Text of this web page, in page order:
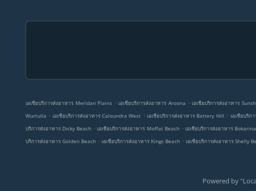
เอเชียบริการส่งอาหาร Meridan Plains . เอเชียบริการส่งอาหาร Aroona . เอเชียบริการส่งอาหาร
Wurtulla . เอเชียบริการส่งอาหาร Caloundra West . เอเชียบริการส่งอาหาร Battery Hill . เอเชียบริก
บริการส่งอาหาร Dicky Beach . เอเชียบริการส่งอาหาร Moffat Beach . เอเชียบริการส่งอาหาร Bokarina
บริการส่งอาหาร Golden Beach . เอเชียบริการส่งอาหาร Kings Beach . เอเชียบริการส่งอาหาร Shelly
Powered by